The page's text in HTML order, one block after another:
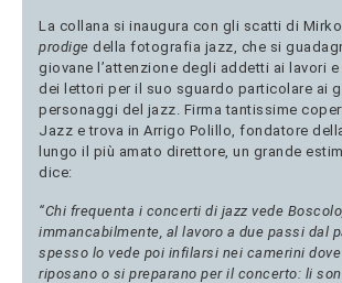
La collana si inaugura con gli scatti di
prodige della fotografia jazz, che si
giovane l’attenzione degli addetti ai lavori e
dei lettori per il suo sguardo particolare ai
personaggi del jazz. Firma tantissime
Jazz e trova in Arrigo Polillo, fondatore
lungo il più amato direttore, un grande
dice:
“Chi frequenta i concerti di jazz vede Boscolo,
immancabilmente, al lavoro a due passi dal
spesso lo vede poi infilarsi nei camerini
riposano o si preparano per il concerto: li